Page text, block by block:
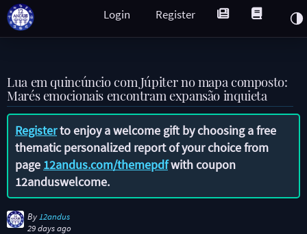
Register
Login
Lua em quincúncio com Júpiter no mapa composto:
Marés emocionais encontram expansão inquieta
Registerto enjoy a welcome gift by choosing a free
thematic personalized report of your choice from
page 12andus.com/themepdfwith coupon
12anduswelcome.
By 12andus
29 days ago